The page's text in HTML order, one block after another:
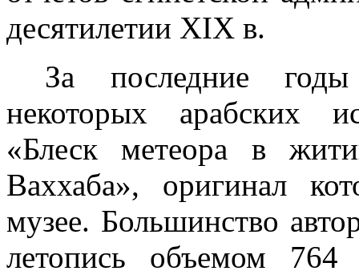
десятилетии XIX в.
За последние
некоторых араб­ских
«Блеск метеора в
Ваххаба», оригинал
музее. Большинство
летопись объемом 764